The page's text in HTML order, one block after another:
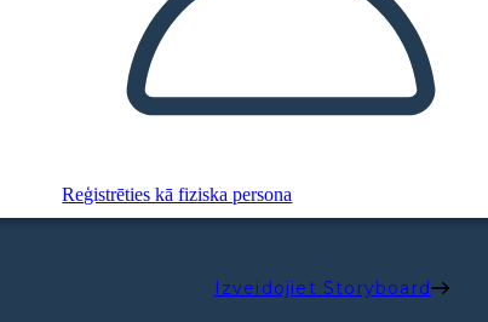
Reģistrēties kā fiziska persona
Izveidojiet Storyboard